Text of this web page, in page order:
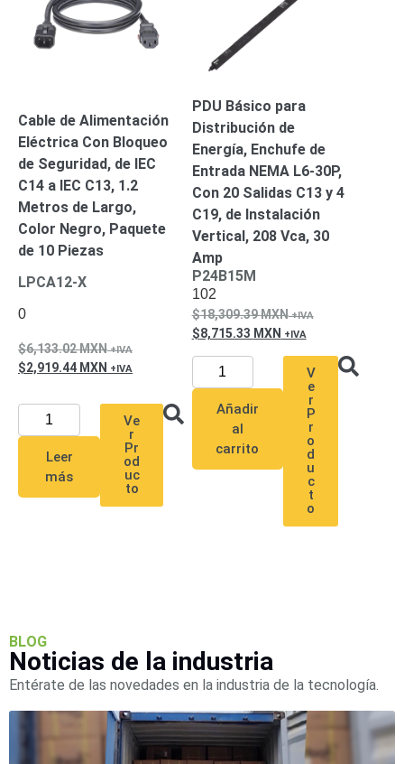
Mobiliario
AccesoriosMobiliario
Monitores
Videowall
Seguridad
Contra
Descargas
Corriente
AlternaCorriente
Directa
/
Duros
Mecánicos
Memorias
Micro
SDServidores
de
EPCOM
Cloud HIKVISION
Cams y
Cable de Alimentación
Eléctrica Con Bloqueo
de Seguridad, de IEC
C14 a IEC C13, 1.2
Metros de Largo,
Color Negro, Paquete
de 10 Piezas
LPCA12-X
0
6,133.02MXN
2,919.44 MXN
Leer
más
Ve
r
Pr
od
uc
to
PDU Básico para
Distribución de
Energía, Enchufe de
Entrada NEMA L6-30P,
Con 20 Salidas C13 y 4
C19, de Instalación
Vertical, 208 Vca, 30
Amp
P24B15M
102
18,309.39MXN
8,715.33 MXN
Añadir
al
carrito
V
e
r
P
r
o
d
u
c
t
o
BLOG
Noticias de la industria
Entérate de las novedades en la industria de la tecnología.